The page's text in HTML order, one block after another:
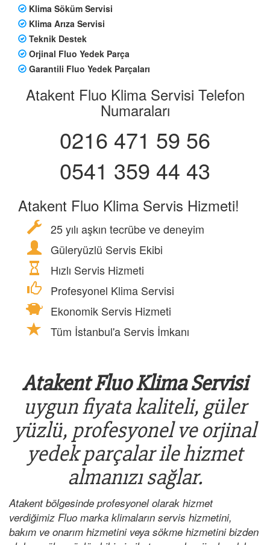
Klima Söküm Servisi
Klima Arıza Servisi
Teknik Destek
Orjinal Fluo Yedek Parça
Garantili Fluo Yedek Parçaları
Atakent Fluo Klima Servisi Telefon
Numaraları
0216 471 59 56
0541 359 44 43
Atakent Fluo Klima Servis Hizmeti!
25 yılı aşkın tecrübe ve deneyim
Güleryüzlü Servis Ekibi
Hızlı Servis Hizmeti
Profesyonel Klima Servisi
Ekonomik Servis Hizmeti
Tüm İstanbul'a Servis İmkanı
Atakent Fluo Klima Servisi
uygun fiyata kaliteli, güler
yüzlü, profesyonel ve orjinal
yedek parçalar ile hizmet
almanızı sağlar.
Atakent bölgesinde profesyonel olarak hizmet
verdiğimiz Fluo marka klimaların servis hizmetini,
bakım ve onarım hizmetini veya sökme hizmetini bizden